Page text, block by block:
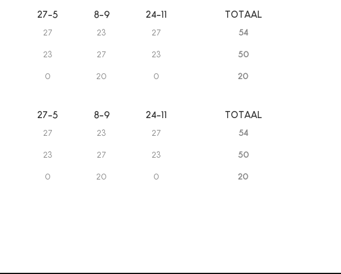
27-5 8-9 24-11
TOTAAL
27 23 27 54
23 27 23 50
0 20 0 20
27-5 8-9 24-11
TOTAAL
27 23 27 54
23 27 23 50
0 20 0 20